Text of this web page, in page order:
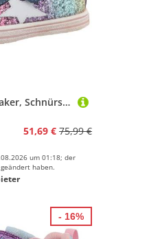
Lurchi Salita Sneaker, Schnürschuh mit bunten Glitzerbesatz, Größenschablone z. Download
51,69 € 75,99 €
um 01:18; der
haben.
- 16%